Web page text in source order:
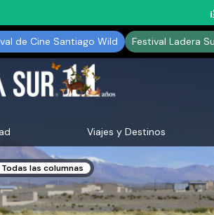
de Cine Santiago Wild Festival Ladera
Viajes y Destinos
Todas las columnas